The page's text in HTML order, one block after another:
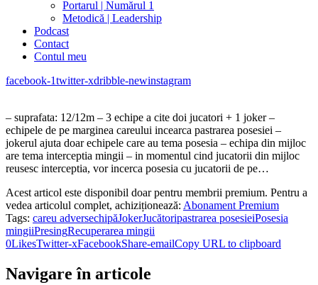
Portarul | Numărul 1
Metodică | Leadership
Podcast
Contact
Contul meu
facebook-1twitter-xdribble-newinstagram
– suprafata: 12/12m – 3 echipe a cite doi jucatori + 1 joker –
echipele de pe marginea careului incearca pastrarea posesiei –
jokerul ajuta doar echipele care au tema posesia – echipa din mijloc
are tema interceptia mingii – in momentul cind jucatorii din mijloc
reusesc interceptia, vor incerca posesia cu jucatorii de pe…
Acest articol este disponibil doar pentru membrii premium. Pentru a
vedea articolul complet, achiziționează: Abonament Premium
Tags: careu adversechipăJokerJucătoripastrarea posesieiPosesia
mingiiPresingRecuperarea mingii
0LikesTwitter-xFacebookShare-emailCopy URL to clipboard
Navigare în articole